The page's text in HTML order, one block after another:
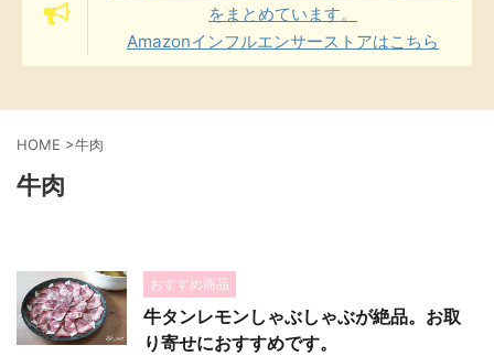
をまとめています。
Amazonインフルエンサーストアはこちら
HOME >牛肉
牛肉
おすすめ商品
牛タンレモンしゃぶしゃぶが絶品。お取
り寄せにおすすめです。